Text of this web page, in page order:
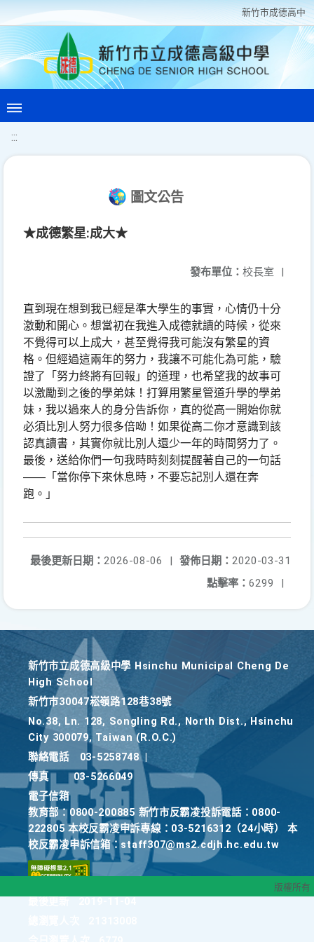
新竹巿成德高中
:::
圖文公告
★成德繁星:成大★
發布單位： 校長室 |
直到現在想到我已經是準大學生的事實，心情仍十分
激動和開心。想當初在我進入成德就讀的時候，從來
不覺得可以上成大，甚至覺得我可能沒有繁星的資
格。但經過這兩年的努力，我讓不可能化為可能，驗
證了「努力終將有回報」的道理，也希望我的故事可
以激勵到之後的學弟妹！打算用繁星管道升學的學弟
妹，我以過來人的身分告訴你，真的從高一開始你就
必須比別人努力很多倍呦！如果從高二你才意識到該
認真讀書，其實你就比別人還少一年的時間努力了。
最後，送給你們一句我時時刻刻提醒著自己的一句話
—— 「當你停下來休息時，不要忘記別人還在奔
跑。」
發佈日期： 2020-03-31
最後更新日期： 2026-08-06
|
點擊率： 6299 |
新竹巿立成德高級中學 Hsinchu Municipal Cheng De
High School
新竹巿30047崧嶺路128巷38號
No.38, Ln. 128, Songling Rd., North Dist., Hsinchu
City 300079, Taiwan (R.O.C.)
聯絡電話
03-5258748
傳真
03-5266049
電子信箱
教育部：0800-200885 新竹市反霸凌投訴電話：0800-
222805 本校反霸凌申訴專線：03-5216312（24小時） 本
校反霸凌申訴信箱：staff307@ms2.cdjh.hc.edu.tw
版權所有